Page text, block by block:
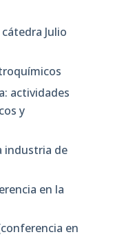
Julio
actividades
y
industria de
en la
en